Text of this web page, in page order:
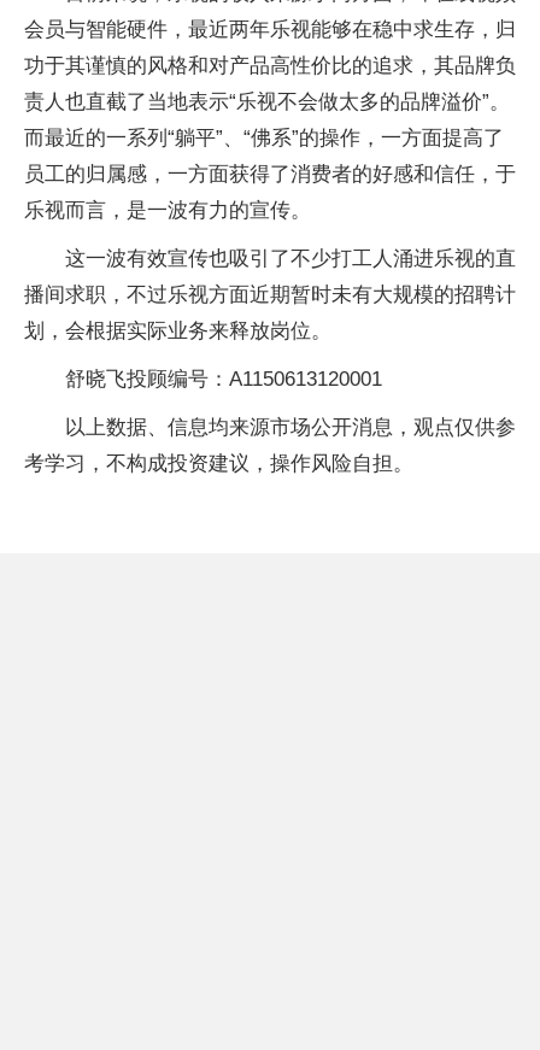
会员与智能硬件，最近两年乐视能够在稳中求生存，归
功于其谨慎的风格和对产品高性价比的追求，其品牌负
责人也直截了当地表示“乐视不会做太多的品牌溢价”。
而最近的一系列“躺平”、“佛系”的操作，一方面提高了
员工的归属感，一方面获得了消费者的好感和信任，于
乐视而言，是一波有力的宣传。
这一波有效宣传也吸引了不少打工人涌进乐视的直
播间求职，不过乐视方面近期暂时未有大规模的招聘计
划，会根据实际业务来释放岗位。
舒晓飞投顾编号：A1150613120001
以上数据、信息均来源市场公开消息，观点仅供参
考学习，不构成投资建议，操作风险自担。